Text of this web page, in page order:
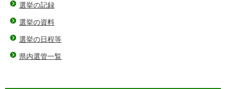
選挙の記録
選挙の資料
選挙の日程等
県内選管一覧